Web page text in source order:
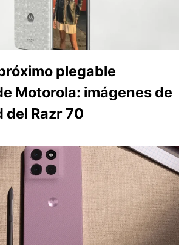
plegable
Motorola: imágenes de
del Razr 70